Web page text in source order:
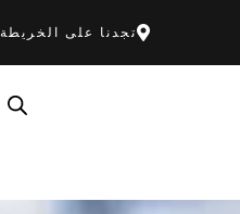
تجدنا على الخريطة